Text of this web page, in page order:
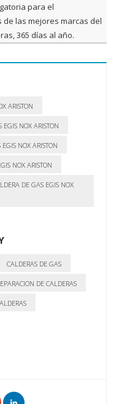
para el
las mejores marcas del
365 días al año.
ARISTON
NOX ARISTON
NOX ARISTON
NOX ARISTON
DE GAS EGIS NOX
CALDERAS DE GAS
DE CALDERAS